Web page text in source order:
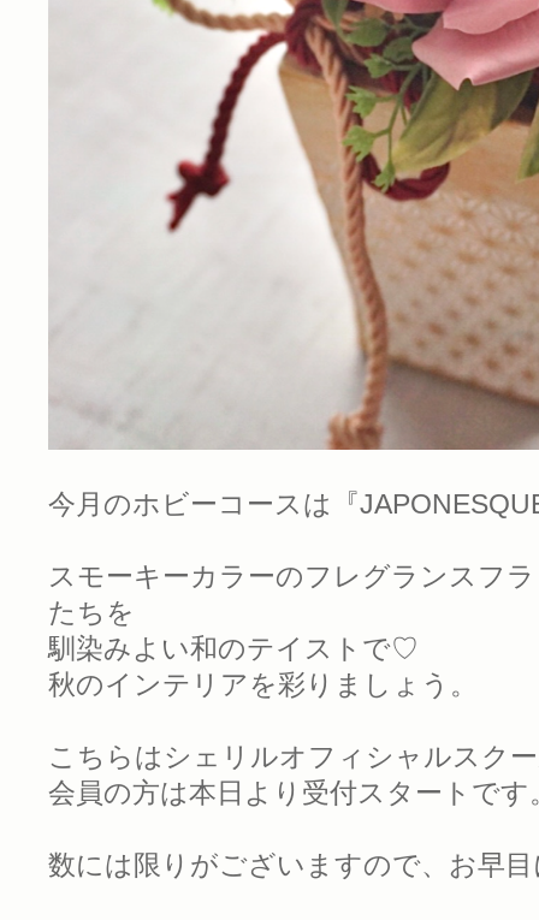
今月のホビーコースは『
スモーキーカラーのフレグランスフ
たちを
馴染みよい和のテイストで♡
秋のインテリアを彩りましょう。
こちらはシェリルオフィシャルスク
会員の方は本日より受付スタートです
数には限りがございますので、お早